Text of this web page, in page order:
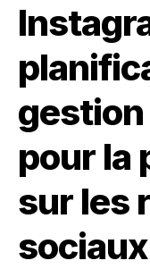
pour la
sur les
sociaux